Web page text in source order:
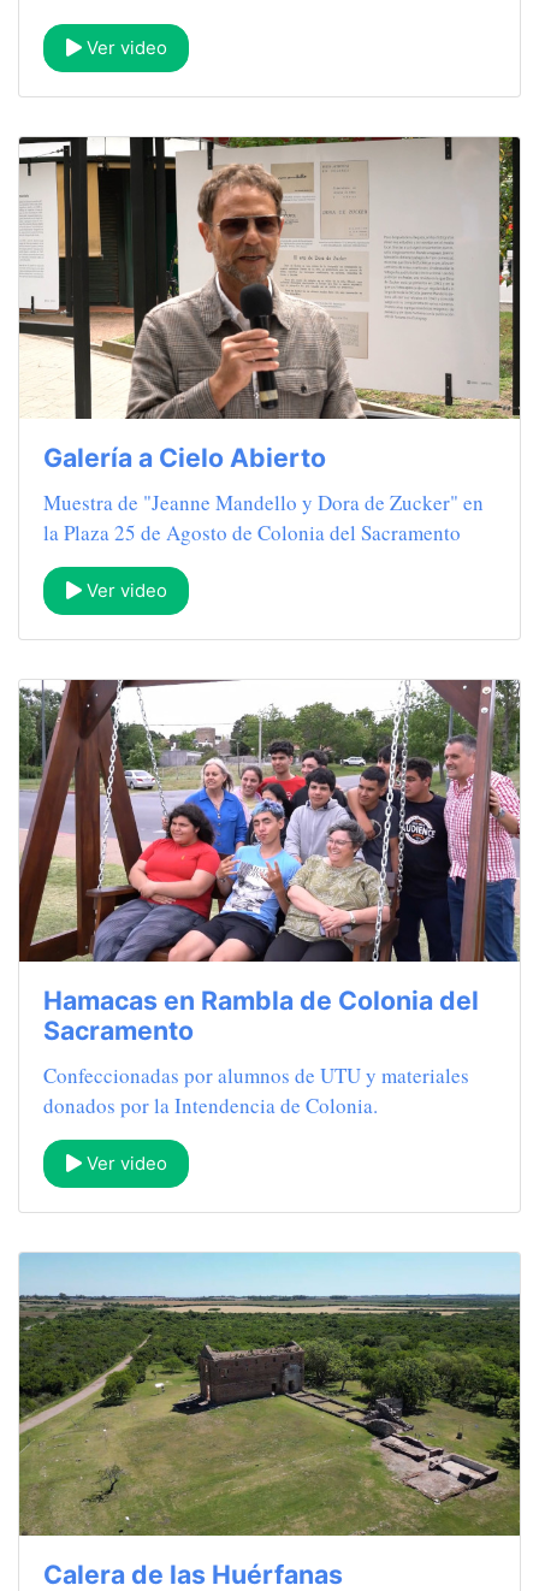
Ver video
Galería a Cielo Abierto
Muestra de "Jeanne Mandello y Dora de Zucker" en
la Plaza 25 de Agosto de Colonia del Sacramento
Ver video
Hamacas en Rambla de Colonia del
Sacramento
Confeccionadas por alumnos de UTU y materiales
donados por la Intendencia de Colonia.
Ver video
Calera de las Huérfanas